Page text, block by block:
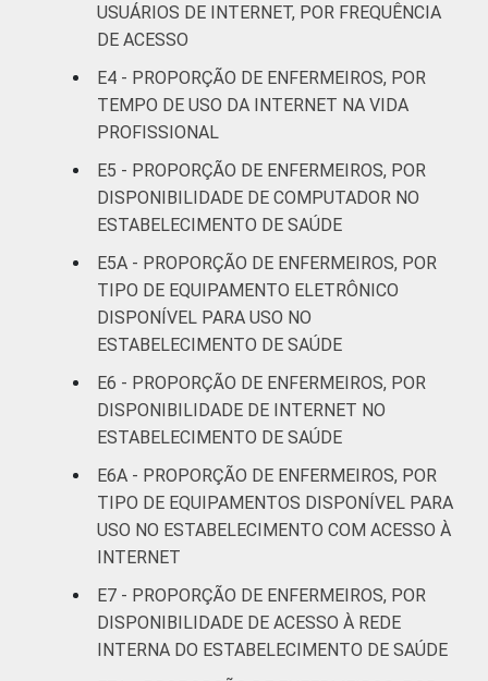
Base: 2.037 enfermeiros. Dados coletados
Fonte: NIC.br - set 2014 / mar 2015
USUÁRIOS DE INTERNET, POR FREQUÊNCIA
DE ACESSO
E4 - PROPORÇÃO DE ENFERMEIROS, POR
TEMPO DE USO DA INTERNET NA VIDA
PROFISSIONAL
E5 - PROPORÇÃO DE ENFERMEIROS, POR
DISPONIBILIDADE DE COMPUTADOR NO
ESTABELECIMENTO DE SAÚDE
E5A - PROPORÇÃO DE ENFERMEIROS, POR
TIPO DE EQUIPAMENTO ELETRÔNICO
DISPONÍVEL PARA USO NO
ESTABELECIMENTO DE SAÚDE
E6 - PROPORÇÃO DE ENFERMEIROS, POR
DISPONIBILIDADE DE INTERNET NO
ESTABELECIMENTO DE SAÚDE
E6A - PROPORÇÃO DE ENFERMEIROS, POR
TIPO DE EQUIPAMENTOS DISPONÍVEL PARA
USO NO ESTABELECIMENTO COM ACESSO À
INTERNET
E7 - PROPORÇÃO DE ENFERMEIROS, POR
DISPONIBILIDADE DE ACESSO À REDE
INTERNA DO ESTABELECIMENTO DE SAÚDE